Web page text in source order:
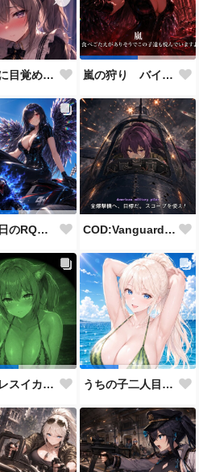
変な癖に目覚めそうになったメイドディーレ赤面バージョン 嵐の狩り バイカーコスチューム
AI木曜日のRQ参加作品 COD:Vanguard "ミッドウェー海戦"
ディーレスイカビキニ うちの子二人目スイカの日